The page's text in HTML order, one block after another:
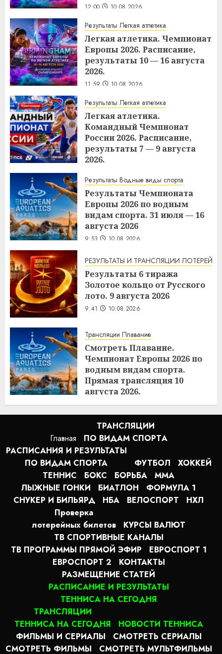
12:00 10.08.2026
Результаты Легкая атлетика
Легкая атлетика. Чемпионат
Европы 2026. Расписание,
результаты 10 — 16 августа
2026.
11:59 10.08.2026
Результаты Легкая атлетика
Легкая атлетика.
Командный Чемпионат
России 2026. Расписание,
результаты 7 — 9 августа
2026.
Результаты Водные виды спорта
Результаты Чемпионата
Европы 2026 по водным
видам спорта. 31 июля — 16
августа 2026
9:53 10.08.2026
РЕЗУЛЬТАТЫ И ТРАНСЛЯЦИИ ЛОТЕРЕЙ
Результаты 6 тиража
Золотое кольцо от Русского
лото. 9 августа 2026
9:41 10.08.2026
Трансляции Плавание
Смотреть Плавание.
Чемпионат Европы 2026 по
водным видам спорта.
Прямая трансляция 10
августа 2026.
9:40 10.08.2026
Главная
ТРАНСЛЯЦИИ
ПО ВИДАМ СПОРТA
РАСПИСАНИЯ И РЕЗУЛЬТАТЫ
ПО ВИДАМ СПОРТА
ФУТБОЛ
ХОККЕЙ
ТЕННИС
БОКС БОРЬБА
MMA
ЛЫЖНЫЕ ГОНКИ
БИАТЛОН
ФОРМУЛА 1
СНУКЕР И БИЛЬЯРД
НБА ВЕЛОСПОРТ
НХЛ
Проверка
лотерейных билетов
КУРСЫ ВАЛЮТ
ТВ СПОРТИВНЫЕ КАНАЛЫ
ТВ ПРОГРАММЫ ПРЯМОЙ ЭФИР
ЕВРОСПОРТ 1
ЕВРОСПОРТ 2
КОНТАКТЫ
РАЗМЕЩЕНИЕ СТАТЕЙ
РАСПИСАНИЕ И РЕЗУЛЬТАТЫ
ТЕННИСА НА СЕГОДНЯ
ТРАНСЛЯЦИИ
ТЕННИСА НА СЕГОДНЯ
НОВОСТИ ТЕННИСА
ФИЛЬМЫ И СЕРИАЛЫ
СМОТРЕТЬ СЕРИАЛЫ
СМОТРЕТЬ ФИЛЬМЫ
СМОТРЕТЬ МУЛЬТФИЛЬМЫ